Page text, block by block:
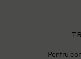
Pentru